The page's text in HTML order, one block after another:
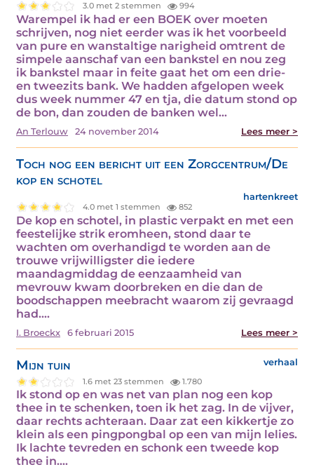
3.0 met 2 stemmen 994
Warempel ik had er een BOEK over moeten
schrijven, nog niet eerder was ik het voorbeeld
van pure en wanstaltige narigheid omtrent de
simpele aanschaf van een bankstel en nou zeg
ik bankstel maar in feite gaat het om een drie-
en tweezits bank. We hadden afgelopen week
dus week nummer 47 en tja, die datum stond op
de bon, dan zouden de banken wel…
An Terlouw 24 november 2014 Lees meer >
Toch nog een bericht uit een Zorgcentrum/De
kop en schotel
hartenkreet
4.0 met 1 stemmen 852
De kop en schotel, in plastic verpakt en met een
feestelijke strik eromheen, stond daar te
wachten om overhandigd te worden aan de
trouwe vrijwilligster die iedere
maandagmiddag de eenzaamheid van
mevrouw kwam doorbreken en die dan de
boodschappen meebracht waarom zij gevraagd
had.…
I. Broeckx 6 februari 2015 Lees meer >
Mijn tuin verhaal
1.6 met 23 stemmen 1.780
Ik stond op en was net van plan nog een kop
thee in te schenken, toen ik het zag. In de vijver,
daar rechts achteraan. Daar zat een kikkertje zo
klein als een pingpongbal op een van mijn lelies.
Ik lachte tevreden en schonk een tweede kop
thee in.…